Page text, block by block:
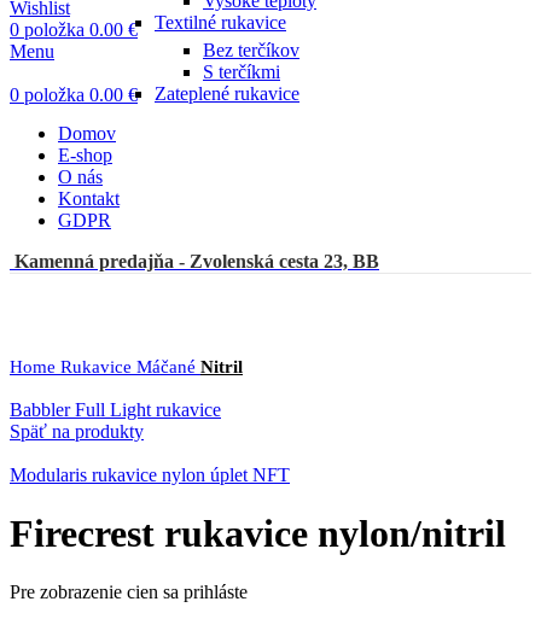
Wishlist
0 položka 0.00 €
Menu
0 položka 0.00 €
Textilné rukavice
Bez terčíkov
S terčíkmi
Zateplené rukavice
Domov
E-shop
O nás
Kontakt
GDPR
Kamenná predajňa - Zvolenská cesta 23, BB
Home Rukavice Máčané Nitril
Babbler Full Light rukavice
Späť na produkty
Modularis rukavice nylon úplet NFT
Firecrest rukavice nylon/nitril
Pre zobrazenie cien sa prihláste